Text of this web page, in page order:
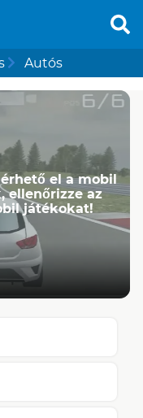
Autós
el a mobil
ellenőrizze az
játékokat!